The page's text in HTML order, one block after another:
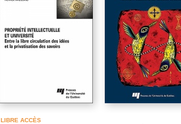
LIBRE ACCÈS